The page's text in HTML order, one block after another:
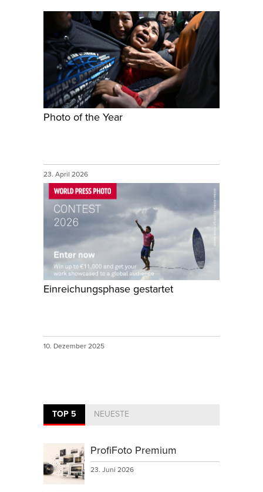
Photo of the Year
23. April 2026
Einreichungsphase gestartet
10. Dezember 2025
TOP 5 NEUESTE
ProfiFoto Premium
23. Juni 2026